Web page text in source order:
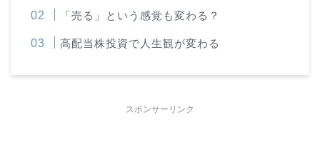
「売る」という感覚も変わる？
高配当株投資で人生観が変わる
スポンサーリンク